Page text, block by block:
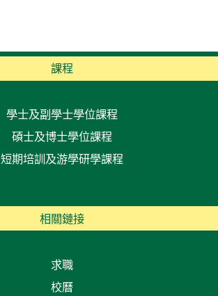
課程
學士及副學士學位課程
碩士及博士學位課程
短期培訓及游學研學課程
相關鏈接
求職
校曆